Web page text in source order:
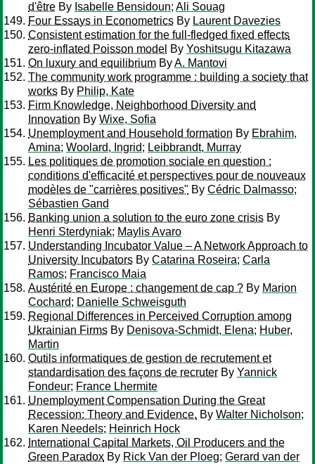
d'être By Isabelle Bensidoun; Ali Souag
Four Essays in Econometrics By Laurent Davezies
Consistent estimation for the full-fledged fixed effects
zero-inflated Poisson model By Yoshitsugu Kitazawa
On luxury and equilibrium ByA. Mantovi
The community work programme : building a society that
works By Philip, Kate
Firm Knowledge, Neighborhood Diversity and
Innovation By Wixe, Sofia
Unemployment and Household formation By Ebrahim,
Amina; Woolard, Ingrid; Leibbrandt, Murray
Les politiques de promotion sociale en question :
conditions d'efficacité et perspectives pour de nouveaux
modèles de "carrières positives" By Cédric Dalmasso;
Sébastien Gand
Banking union a solution to the euro zone crisis By
Henri Sterdyniak; Maylis Avaro
Understanding Incubator Value – A Network Approach to
University Incubators By Catarina Roseira; Carla
Ramos; Francisco Maia
Austérité en Europe : changement de cap ? By Marion
Cochard; Danielle Schweisguth
Regional Differences in Perceived Corruption among
Ukrainian Firms By Denisova-Schmidt, Elena; Huber,
Martin
Outils informatiques de gestion de recrutement et
standardisation des façons de recruter By Yannick
Fondeur; France Lhermite
Unemployment Compensation During the Great
Recession: Theory and Evidence. By Walter Nicholson;
Karen Needels; Heinrich Hock
International Capital Markets, Oil Producers and the
Green Paradox By Rick Van der Ploeg; Gerard van der